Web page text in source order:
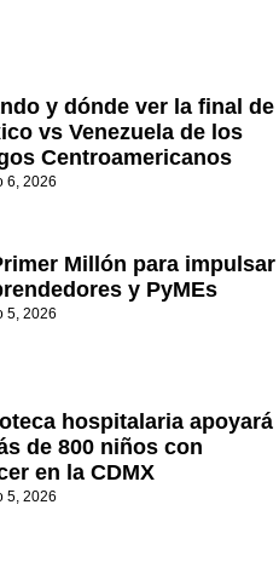
y dónde ver la final de
vs Venezuela de los
Centroamericanos
6, 2026
Millón para impulsar
y PyMEs
5, 2026
hospitalaria apoyará
de 800 niños con
en la CDMX
5, 2026